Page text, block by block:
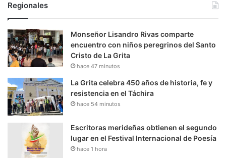
Regionales
Monseñor Lisandro Rivas comparte
encuentro con niños peregrinos del Santo
Cristo de La Grita
hace 47 minutos
La Grita celebra 450 años de historia, fe y
resistencia en el Táchira
hace 54 minutos
Escritoras merideñas obtienen el segundo
lugar en el Festival Internacional de Poesía
hace 1 hora